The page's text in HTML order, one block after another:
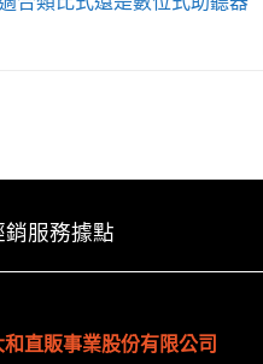
銷服務據點
和直販事業股份有限公司